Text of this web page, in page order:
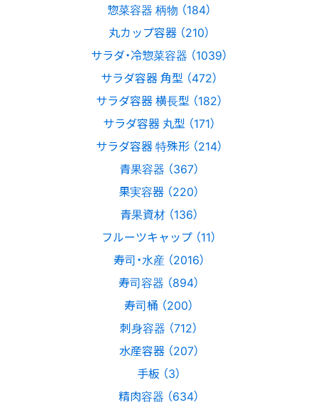
惣菜容器 柄物 （184）
丸カップ容器 （210）
サラダ・冷惣菜容器 （1039）
サラダ容器 角型 （472）
サラダ容器 横長型 （182）
サラダ容器 丸型 （171）
サラダ容器 特殊形 （214）
青果容器 （367）
果実容器 （220）
青果資材 （136）
フルーツキャップ （11）
寿司・水産 （2016）
寿司容器 （894）
寿司桶 （200）
刺身容器 （712）
水産容器 （207）
手板 （3）
精肉容器 （634）